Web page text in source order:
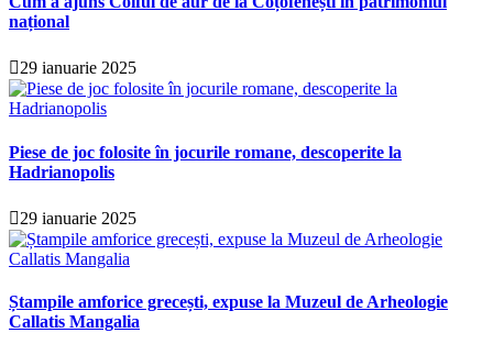
național
29 ianuarie 2025
Piese de joc folosite în jocurile romane, descoperite la
Hadrianopolis
29 ianuarie 2025
Ștampile amforice grecești, expuse la Muzeul de Arheologie
Callatis Mangalia